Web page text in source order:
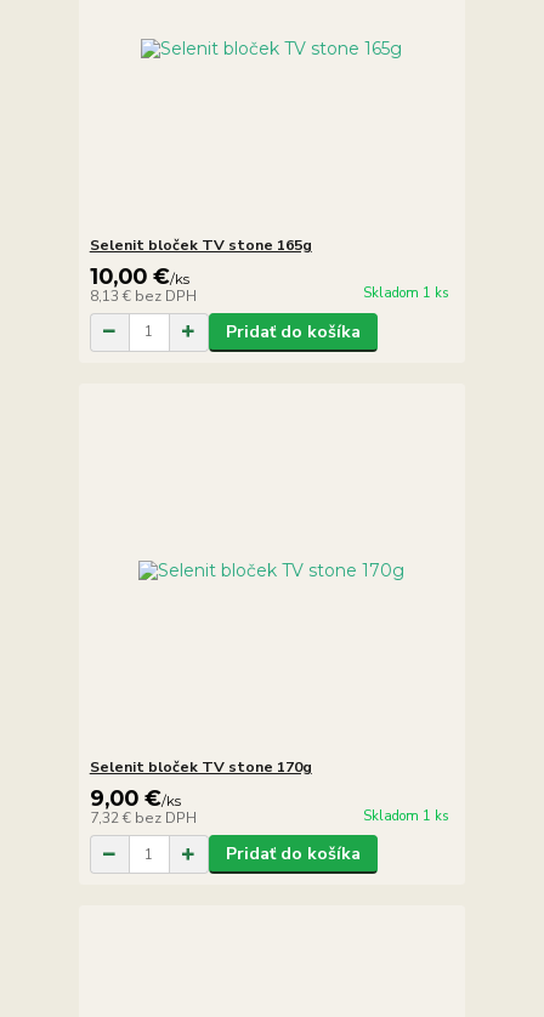
Selenit bloček TV stone 165g
10,00 €/ks
8,13 € bez DPH Skladom 1 ks
Pridať do košíka
Selenit bloček TV stone 170g
9,00 €/ks
7,32 € bez DPH Skladom 1 ks
Pridať do košíka